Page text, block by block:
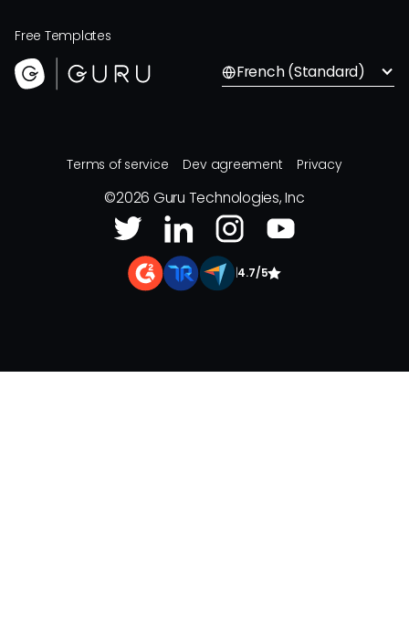
Free Templates
French (Standard)
Terms of service Dev agreement Privacy
©2026 Guru Technologies, Inc
4.7/5